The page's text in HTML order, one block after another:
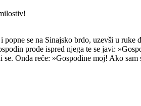
se na Sinajsko brdo, uzevši u
prođe ispred njega te se javi:
Onda reče: »Gospodine moj! Ako